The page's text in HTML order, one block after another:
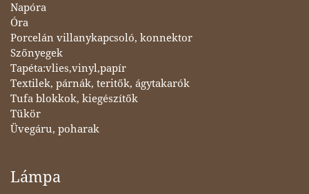
Napóra
Óra
Porcelán villanykapcsoló, konnektor
Szőnyegek
Tapéta:vlies,vinyl,papír
Textilek, párnák, teritők, ágytakarók
Tufa blokkok, kiegészítők
Tükör
Üvegáru, poharak
Lámpa